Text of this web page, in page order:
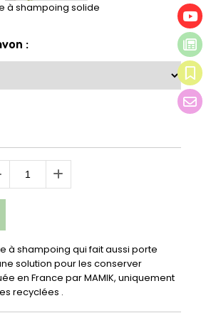
à shampoing solide
:
à shampoing qui fait aussi porte
solution pour les conserver
en France par MAMIK, uniquement
recyclées .